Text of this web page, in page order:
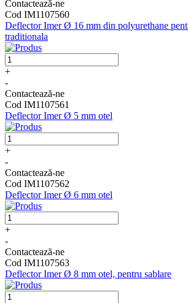
Contactează-ne
Cod IM1107560
Deflector Imer Ø 16 mm din polyurethane
traditionala
+
-
Contactează-ne
Cod IM1107561
Deflector Imer Ø 5 mm otel
+
-
Contactează-ne
Cod IM1107562
Deflector Imer Ø 6 mm otel
+
-
Contactează-ne
Cod IM1107563
Deflector Imer Ø 8 mm otel, pentru sablare